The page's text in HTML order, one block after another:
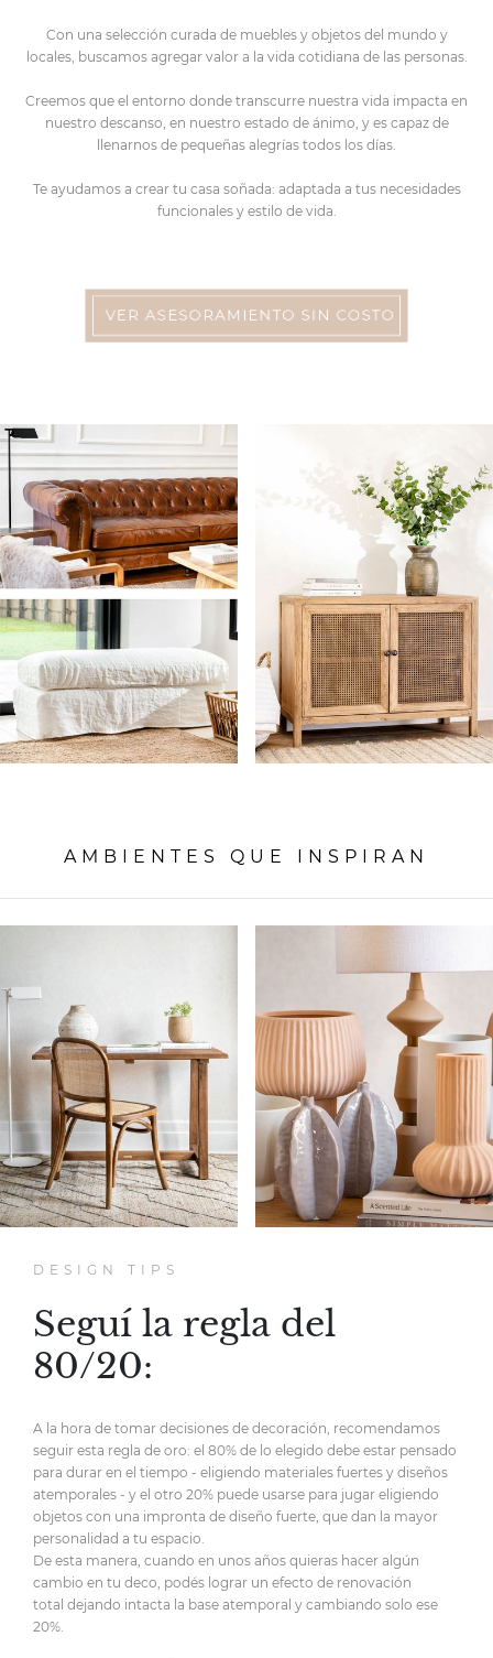
Con una selección curada de muebles y objetos del mundo y
locales, buscamos agregar valor a la vida cotidiana de las personas.
Creemos que el entorno donde transcurre nuestra vida impacta en
nuestro descanso, en nuestro estado de ánimo, y es capaz de
llenarnos de pequeñas alegrías todos los días.
Te ayudamos a crear tu casa soñada: adaptada a tus necesidades
funcionales y estilo de vida.
AMBIENTES QUE INSPIRAN
DESIGN TIPS
Seguí la regla del
80/20:
A la hora de tomar decisiones de decoración, recomendamos
seguir esta regla de oro: el 80% de lo elegido debe estar pensado
para durar en el tiempo - eligiendo materiales fuertes y diseños
atemporales - y el otro 20% puede usarse para jugar eligiendo
objetos con una impronta de diseño fuerte, que dan la mayor
personalidad a tu espacio.
De esta manera, cuando en unos años quieras hacer algún
cambio en tu deco, podés lograr un efecto de renovación
total dejando intacta la base atemporal y cambiando solo ese
20%.